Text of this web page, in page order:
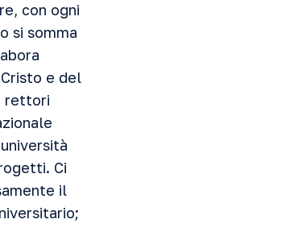
con ogni
si somma
e del
rettori
Ci
il